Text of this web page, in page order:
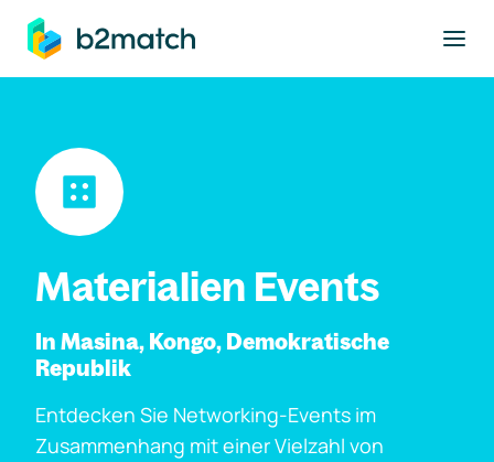
springen
Materialien Events
In Masina, Kongo, Demokratische
Republik
Entdecken Sie Networking-Events im
Zusammenhang mit einer Vielzahl von